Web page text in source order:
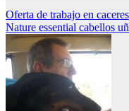
Navegación
de
entradas
Oferta de trabajo en caceres
Nature essential cabellos